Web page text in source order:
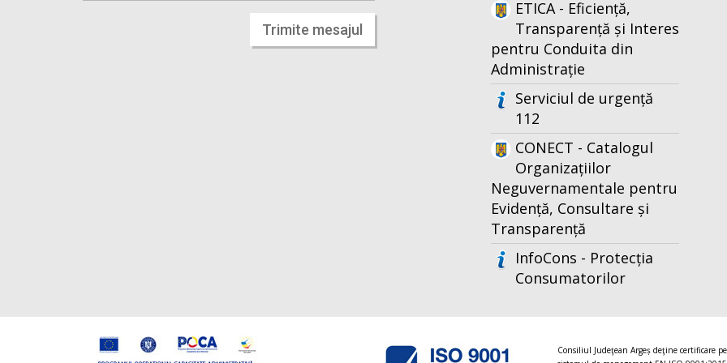
Trimite mesajul
ETICA - Eficiență,
Transparență și Interes
pentru Conduita din
Administrație
Serviciul de urgență
112
CONECT - Catalogul
Organizațiilor
Neguvernamentale pentru
Evidență, Consultare și
Transparență
InfoCons - Protecția
Consumatorilor
Consiliul Judeţean Argeș deţine certificare